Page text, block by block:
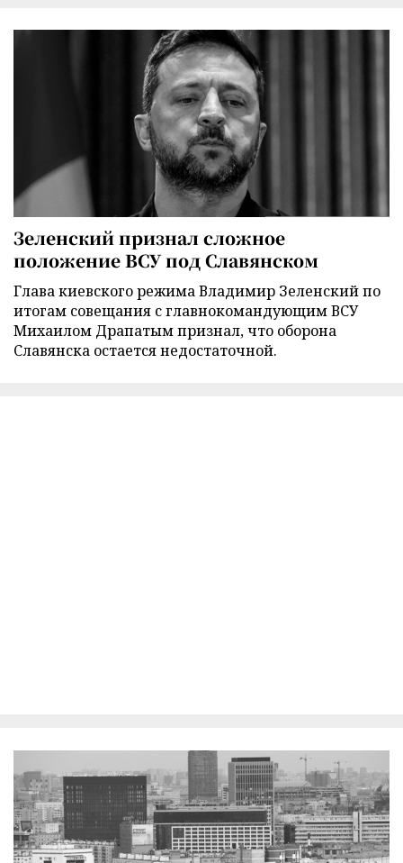
Зеленский признал сложное
положение ВСУ под Славянском
Глава киевского режима Владимир Зеленский по
итогам совещания с главнокомандующим ВСУ
Михаилом Драпатым признал, что оборона
Славянска остается недостаточной.